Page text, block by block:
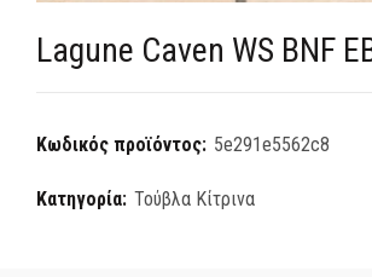
Lagune Caven WS BNF
Κωδικός προϊόντος: 5e291e5562c8
Κατηγορία: Τούβλα Κίτρινα